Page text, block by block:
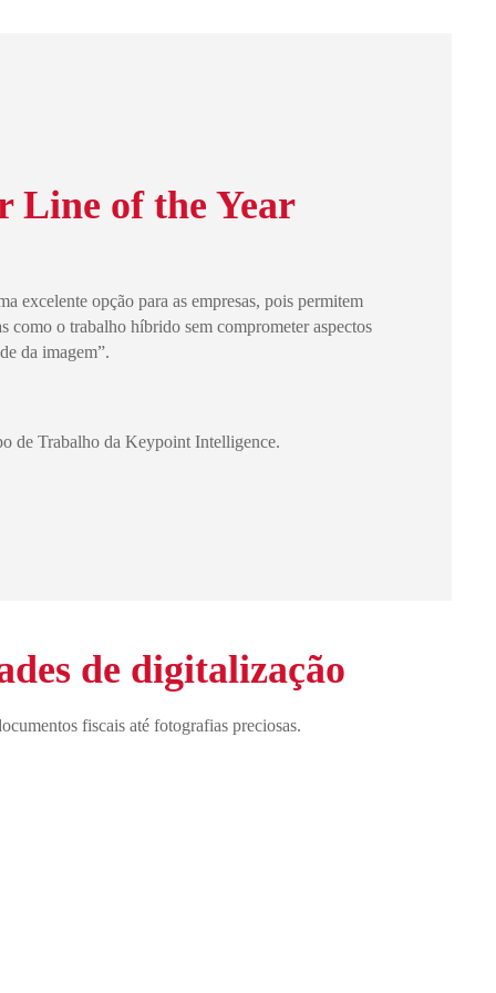
Line of the Year
excelente opção para as empresas, pois permitem
como o trabalho híbrido sem comprometer aspectos
da imagem”.
de Trabalho da Keypoint Intelligence.
de digitalização
fiscais até fotografias preciosas.